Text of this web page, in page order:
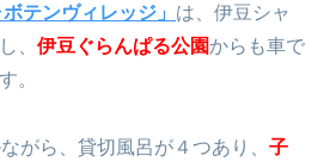
テンヴィレッジ」 は、伊豆シャ
、 伊豆ぐらんぱる公園からも車で
。
がら、貸切風呂が４つあり、 子